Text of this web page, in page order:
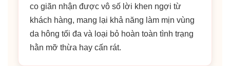
co giãn nhận được vô số lời khen ngợi từ
khách hàng, mang lại khả năng làm mịn vùng
da hông tối đa và loại bỏ hoàn toàn tình trạng
hằn mỡ thừa hay cấn rát.